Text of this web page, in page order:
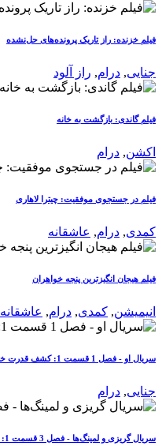
فیلم خزنده: راز تاریک پرونده‌های حل‌نشده
جنایی, درام, راز آلود
فیلم گاندی: بازگشت به خانه
اکشن, درام
فیلم در جستجوی موفقیت: چیترا لاهاری
کمدی, درام, عاشقانه
فیلم هیجان انگیزترین پنجه خواهران
انیمیشن, کمدی, درام, عاشقانه
سریال او - فصل 1 قسمت 1: کشف قدرت خاموش
جنایی, درام
سریال گریزی و لمینگ‌ها - فصل 3 قسمت 1: ماجرای جدید